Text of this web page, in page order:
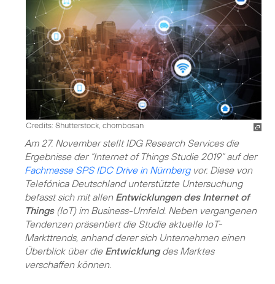
Credits: Shutterstock, chombosan
Am 27. November stellt IDG Research Services die
Ergebnisse der “Internet of Things Studie 2019“ auf der
Fachmesse SPS IDC Drive in Nürnbergvor. Diese von
Telefónica Deutschland unterstützte Untersuchung
befasst sich mit allen Entwicklungen des Internet of
Things(IoT) im Business-Umfeld. Neben vergangenen
Tendenzen präsentiert die Studie aktuelle IoT-
Markttrends, anhand derer sich Unternehmen einen
Überblick über die Entwicklungdes Marktes
verschaffen können.